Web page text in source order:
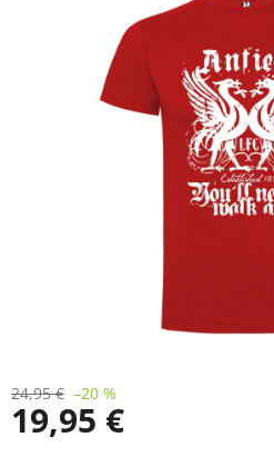
hviezdičiek.
24,95 € –20 %
19,95 €